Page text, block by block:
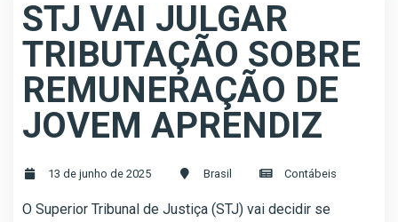
STJ VAI JULGAR
TRIBUTAÇÃO SOBRE
REMUNERAÇÃO DE
JOVEM APRENDIZ
13 de junho de 2025 Brasil Contábeis
O Superior Tribunal de Justiça (STJ) vai decidir se